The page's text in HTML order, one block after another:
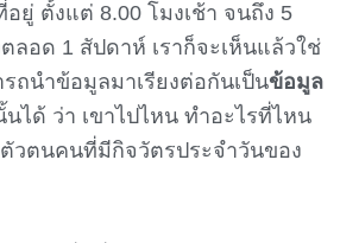
ยู่ ตั้งแต่ 8.00 โมงเช้า จนถึง 5
ลอด 1 สัปดาห์ เราก็จะเห็นแล้วใช่
ถนำข้อมูลมาเรียงต่อกันเป็นข้อมูล
ได้ ว่า เขาไปไหน ทำอะไรที่ไหน
วตนคนที่มีกิจวัตรประจำวันของ